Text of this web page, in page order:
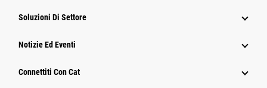
Soluzioni Di Settore
Notizie Ed Eventi
Connettiti Con Cat